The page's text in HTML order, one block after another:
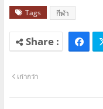
Tags กีฬา
เก่ากว่า